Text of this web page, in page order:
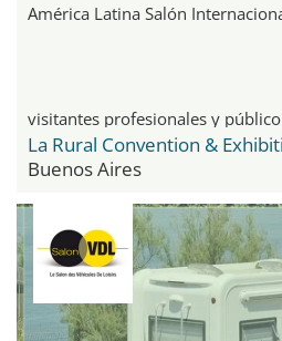
América Latina Salón
visitantes profesionales y
La Rural Convention &
Buenos Aires